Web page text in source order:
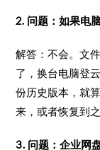
2. 问题：如果电
解答：不会。文
了，换台电脑登
份历史版本，就
来，或者恢复到
3. 问题：企业网